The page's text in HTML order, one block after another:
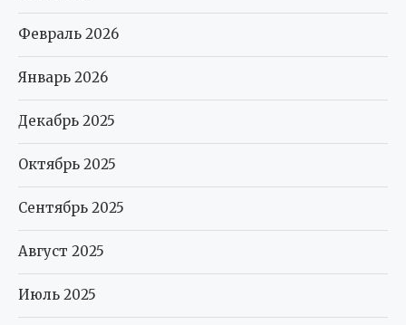
Февраль 2026
Январь 2026
Декабрь 2025
Октябрь 2025
Сентябрь 2025
Август 2025
Июль 2025